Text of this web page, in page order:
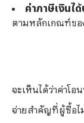
ค่าภาษีเงินไ
ตามหลักเกณฑ์ขอ
จะเห็นได้ว่าค่าโอ
จ่ายสำคัญที่ผู้ซื้อไ